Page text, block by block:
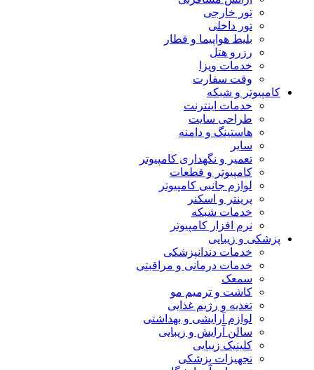
تور خارجی
تور داخلی
بلیط هواپیما و قطار
رزرو هتل
خدمات ویزا
وقت سفارت
کامپیوتر و شبکه
خدمات اینترنت
طراحی سایت
هاستینگ و دامنه
سایر
تعمیر و نگهداری کامپیوتر
کامپیوتر و قطعات
لوازم جانبی کامپیوتر
پرینتر و اسکنر
خدمات شبکه
نرم افزار کامپیوتر
پزشکی و زیبایی
خدمات دندانپزشکی
خدمات درمانی و مراقبتی
سمعک
کاشت و ترمیم مو
تغذیه و رژیم غذایی
لوازم آرایشی و بهداشتی
سالن آرایش و زیبایی
کلینیک زیبایی
تجهیزات پزشکی